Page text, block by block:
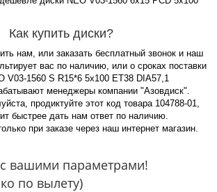
Как купить диски?
нам, или заказать бесплатный звонок и наш
вас по наличию, или о сроках поставки
V03-1560 S R15*6 5x100 ET38 DIA57,1
менеджеры компании "Азовдиск".
продиктуйте этот код товара 104788-01,
быстрее дать нам ответ по наличию.
при заказе через наш интернет магазин.
вашими параметрами!
по вылету)